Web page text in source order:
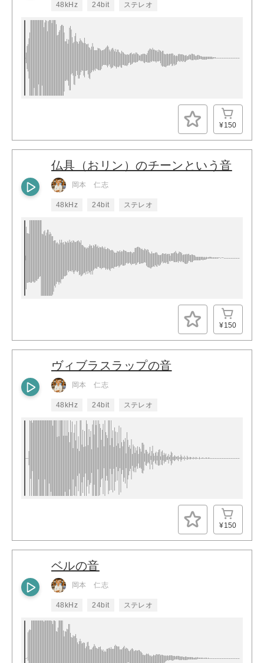
48kHz 24bit ステレオ
¥150
仏具（おリン）のチーンという音
岡本 仁志
48kHz 24bit ステレオ
¥150
ヴィブラスラップの音
岡本 仁志
48kHz 24bit ステレオ
¥150
ベルの音
岡本 仁志
48kHz 24bit ステレオ